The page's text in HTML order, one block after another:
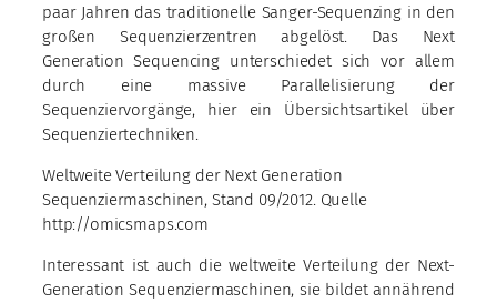
paar Jahren das traditionelle Sanger-Sequenzing in den
großen Sequenzierzentren abgelöst. Das Next
Generation Sequencing unterschiedet sich vor allem
durch eine massive Parallelisierung der
Sequenziervorgänge, hier ein Übersichtsartikel über
Sequenziertechniken.
Weltweite Verteilung der Next Generation
Sequenziermaschinen, Stand 09/2012. Quelle
http://omicsmaps.com
Interessant ist auch die weltweite Verteilung der Next-
Generation Sequenziermaschinen, sie bildet annährend